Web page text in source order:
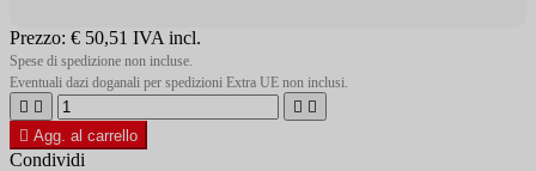
Prezzo: € 50,51 IVA incl.
Spese di spedizione non incluse.
Eventuali dazi doganali per spedizioni Extra UE non inclusi.
   
 Agg. al carrello
Condividi